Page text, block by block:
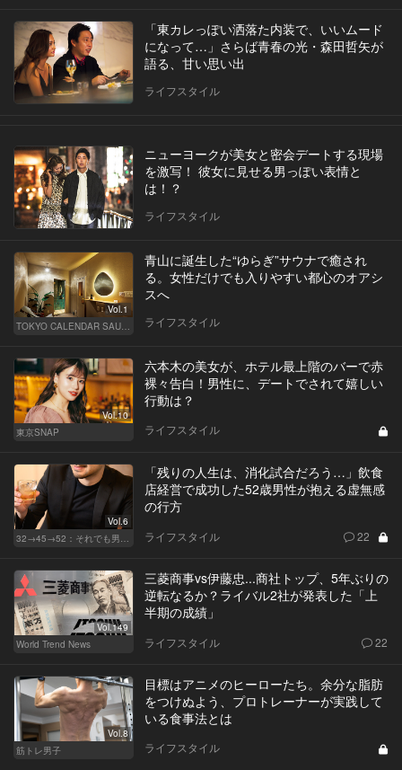
「東カレっぽい洒落た内装で、いいムード
になって…」さらば青春の光・森田哲矢が
語る、甘い思い出
ライフスタイル
ニューヨークが美女と密会デートする現場
を激写！ 彼女に見せる男っぽい表情と
は！？
ライフスタイル
Vol.1
TOKYO CALENDAR SAUNA CLUB ― トウカレ サウナクラブ ―
青山に誕生した“ゆらぎ”サウナで癒され
る。女性だけでも入りやすい都心のオアシ
スへ
ライフスタイル
Vol.10
東京SNAP
六本木の美女が、ホテル最上階のバーで赤
裸々告白！男性に、デートでされて嬉しい
行動は？
ライフスタイル
Vol.6
32→45→52：それでも男は完成しない。
「残りの人生は、消化試合だろう…」飲食
店経営で成功した52歳男性が抱える虚無感
の行方
ライフスタイル 22
Vol.149
World Trend News
三菱商事vs伊藤忠...商社トップ、5年ぶりの
逆転なるか？ライバル2社が発表した「上
半期の成績」
ライフスタイル 22
Vol.8
筋トレ男子
目標はアニメのヒーローたち。余分な脂肪
をつけぬよう、プロトレーナーが実践して
いる食事法とは
ライフスタイル